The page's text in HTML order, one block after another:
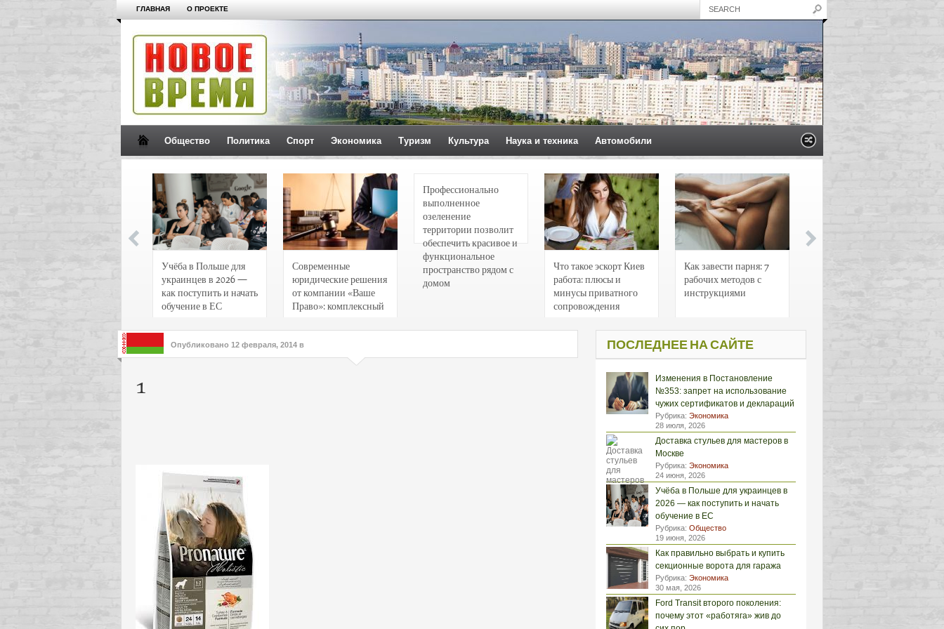
ГЛАВНАЯ О ПРОЕКТЕ
Общество Политика Спорт Экономика Туризм Культура Наука и техника Автомобили
Учёба в Польше для
украинцев в 2026 —
как поступить и начать
обучение в ЕС
Современные
юридические решения
от компании «Ваше
Право»: комплексный
интересов клиентов
Профессионально
выполненное
озеленение
территории позволит
обеспечить красивое и
функциональное
пространство рядом с
домом
Что такое эскорт Киев
работа: плюсы и
минусы приватного
сопровождения
Как завести парня: 7
рабочих методов с
инструкциями
Опубликовано 12 февраля, 2014 в
1
ПОСЛЕДНЕЕ НА САЙТЕ
Изменения в Постановление
№353: запрет на использование
чужих сертификатов и деклараций
Рубрика: Экономика
28 июля, 2026
Доставка стульев для мастеров в
Москве
Рубрика: Экономика
24 июня, 2026
Учёба в Польше для украинцев в
2026 — как поступить и начать
обучение в ЕС
Рубрика: Общество
19 июня, 2026
Как правильно выбрать и купить
секционные ворота для гаража
Рубрика: Экономика
30 мая, 2026
Ford Transit второго поколения:
почему этот «работяга» жив до